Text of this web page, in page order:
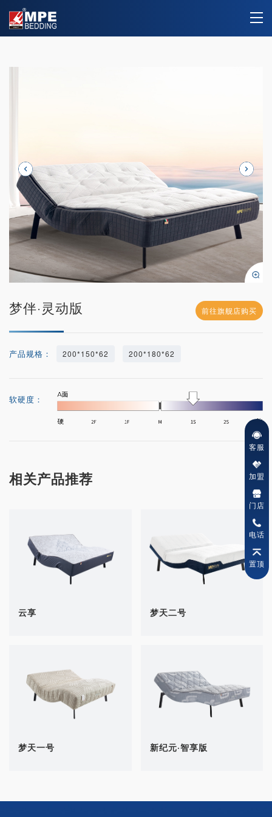
梦伴·灵动版 前往旗舰店购买
产品规格： 200*150*62 200*180*62
软硬度：
相关产品推荐
云享 梦天二号
梦天一号 新纪元·智享版
客服
加盟
门店
电话
置顶